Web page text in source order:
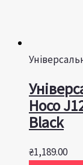
Hoco
Black
₴1,189.00